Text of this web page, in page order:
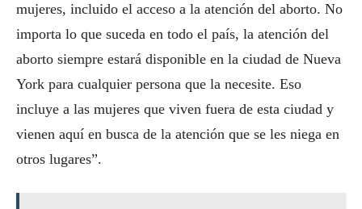
mujeres, incluido el acceso a la atención del aborto. No
importa lo que suceda en todo el país, la atención del
aborto siempre estará disponible en la ciudad de Nueva
York para cualquier persona que la necesite. Eso
incluye a las mujeres que viven fuera de esta ciudad y
vienen aquí en busca de la atención que se les niega en
otros lugares”.